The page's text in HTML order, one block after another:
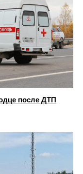
после ДТП